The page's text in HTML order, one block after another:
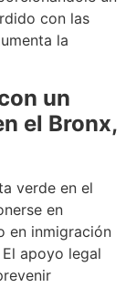
con las
la
un
el Bronx,
verde en el
en
en inmigración
apoyo legal